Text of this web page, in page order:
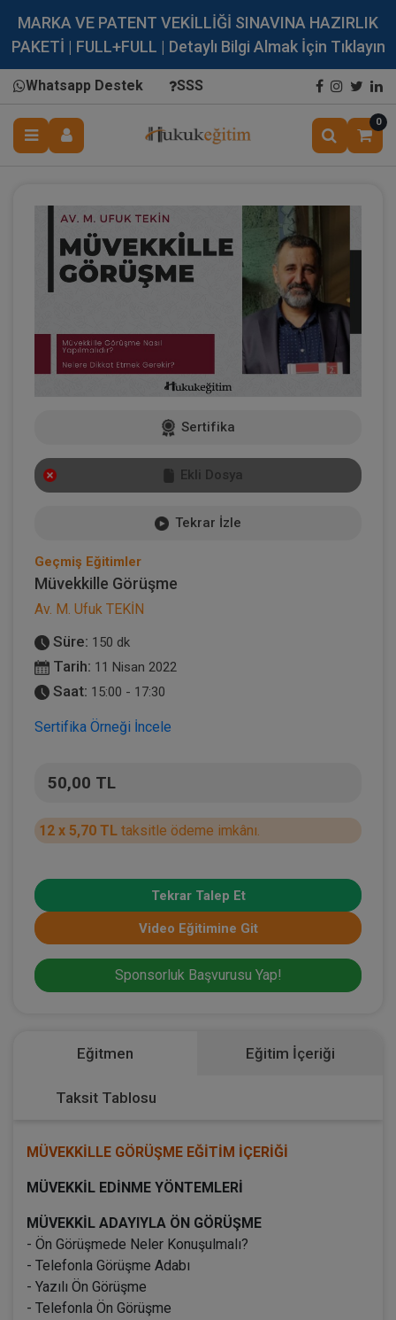
MARKA VE PATENT VEKİLLİĞİ SINAVINA HAZIRLIK
PAKETİ | FULL+FULL | Detaylı Bilgi Almak İçin Tıklayın
Whatsapp Destek SSS
0
Sertifika
Ekli Dosya
Tekrar İzle
Geçmiş Eğitimler
Müvekkille Görüşme
Av. M. Ufuk TEKİN
Süre: 150 dk
Tarih: 11 Nisan 2022
Saat: 15:00 - 17:30
Sertifika Örneği İncele
50,00 TL
12 x 5,70 TL taksitle ödeme imkânı.
Tekrar Talep Et
Video Eğitimine Git
Sponsorluk Başvurusu Yap!
Eğitmen Eğitim İçeriği
Taksit Tablosu
MÜVEKKİLLE GÖRÜŞME EĞİTİM İÇERİĞİ
MÜVEKKİL EDİNME YÖNTEMLERİ
MÜVEKKİL ADAYIYLA ÖN GÖRÜŞME
- Ön Görüşmede Neler Konuşulmalı?
- Telefonla Görüşme Adabı
- Yazılı Ön Görüşme
- Telefonla Ön Görüşme